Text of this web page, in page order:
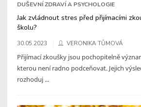
DUŠEVNÍ ZDRAVÍ A PSYCHOLOGIE
Jak zvládnout stres před přijímacími
školu?
30.05.2023 VERONIKA TŮMOVÁ
Přijímací zkoušky jsou pochopitelně
kterou není radno podceňovat. Jejich
rozhoduj ...